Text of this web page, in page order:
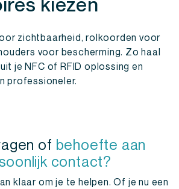
zichtbaarheid, rolkoorden voor
voor bescherming. Zo haal
je NFC of RFID oplossing en
professioneler.
of behoefte aan
contact?
klaar om je te helpen. Of je nu een